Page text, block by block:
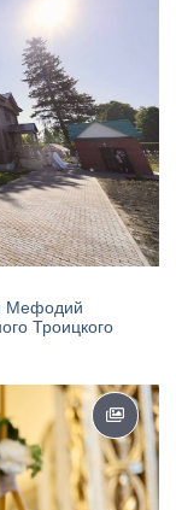
Мефодий
Троицкого